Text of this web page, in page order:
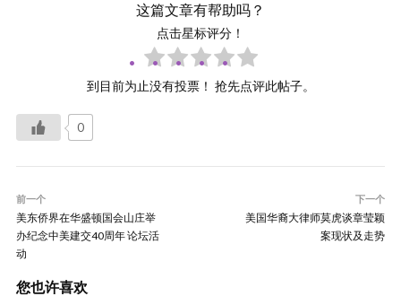
这篇文章有帮助吗？
点击星标评分！
到目前为止没有投票！ 抢先点评此帖子。
0
前一个
美东侨界在华盛顿国会山庄举
办纪念中美建交40周年 论坛活
动
下一个
美国华裔大律师莫虎谈章莹颖
案现状及走势
您也许喜欢